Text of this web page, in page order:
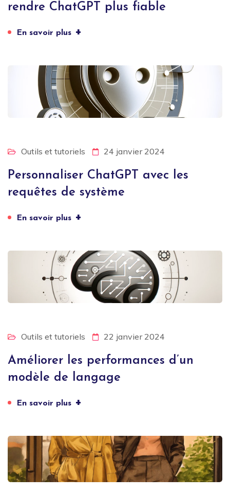
rendre ChatGPT plus fiable
En savoir plus +
Outils et tutoriels 24 janvier 2024
Personnaliser ChatGPT avec les
requêtes de système
En savoir plus +
Outils et tutoriels 22 janvier 2024
Améliorer les performances d’un
modèle de langage
En savoir plus +